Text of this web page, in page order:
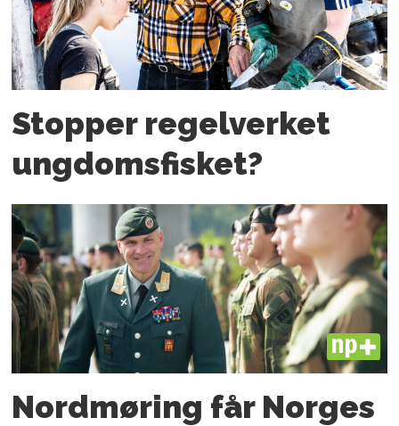
Stopper regelverket
ungdoms­fisket?
PLUS
Nordmøring får Norges